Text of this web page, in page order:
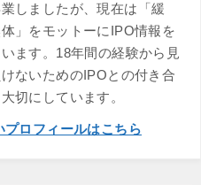
しましたが、現在は「緩
体」をモットーにIPO情報を
ます。18年間の経験から見
ないためのIPOとの付き合
切にしています。
ロフィールはこちら